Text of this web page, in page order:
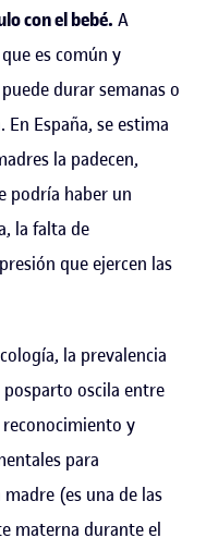
con el bebé. A
es común y
durar semanas o
España, se estima
la padecen,
podría haber un
la falta de
que ejercen las
la prevalencia
oscila entre
reconocimiento y
para
(es una de las
materna durante el